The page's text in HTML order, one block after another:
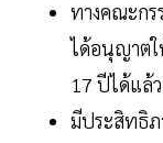
ทางคณะกร
ได้อนุญาตใ
17 ปีได้แล้
มีประสิทธิภ